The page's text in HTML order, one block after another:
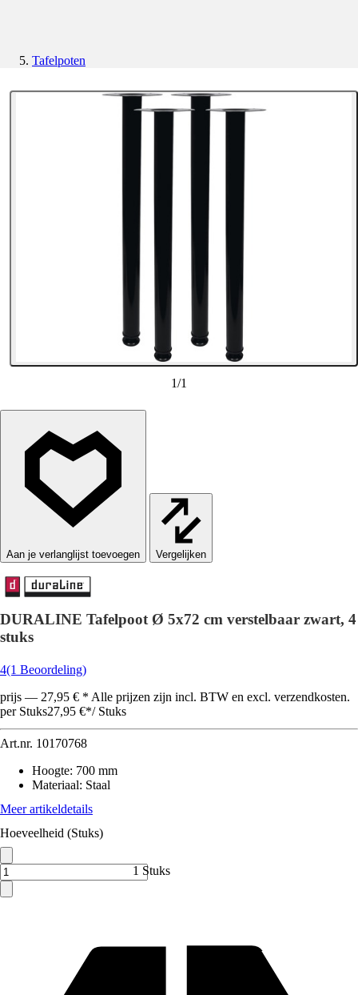
Tafelpoten
1/1
Vergelijken
DURALINE Tafelpoot Ø 5x72 cm verstelbaar zwart, 4
stuks
4(1 Beoordeling)
prijs — 27,95 € * Alle prijzen zijn incl. BTW en excl. verzendkosten.
per Stuks27,95 €*/ Stuks
Art.nr. 10170768
Hoogte: 700 mm
Materiaal: Staal
Meer artikeldetails
Hoeveelheid (Stuks)
1 Stuks